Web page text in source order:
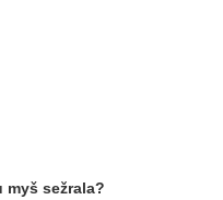
myš sežrala?